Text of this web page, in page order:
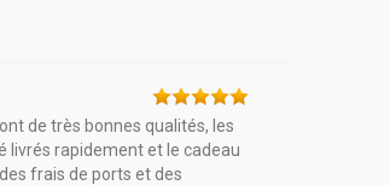
de très bonnes qualités, les
livrés rapidement et le cadeau
frais de ports et des